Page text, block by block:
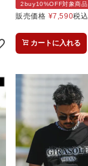
2buy10%OFF対象商品
販売価格 ¥7,590税込
カートに入れる